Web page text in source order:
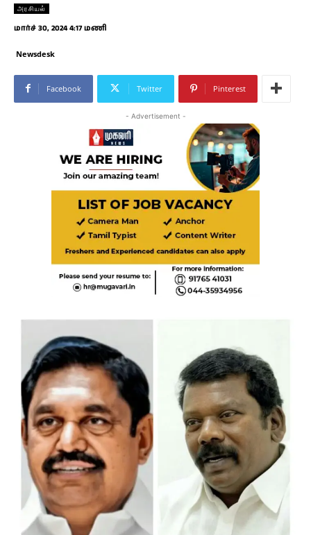
அரசியல்
மார்ச் 30, 2024 4:17 மணி
Newsdesk
Facebook Twitter Pinterest
- Advertisement -